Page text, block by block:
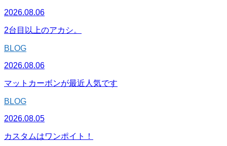
2026.08.06
2台目以上のアカシ。
BLOG
2026.08.06
マットカーボンが最近人気です
BLOG
2026.08.05
カスタムはワンポイト！